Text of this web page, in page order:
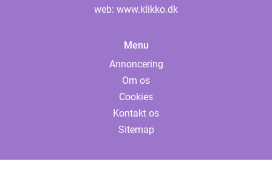
web: www.klikko.dk
Menu
Annoncering
Om os
Cookies
Kontakt os
Sitemap